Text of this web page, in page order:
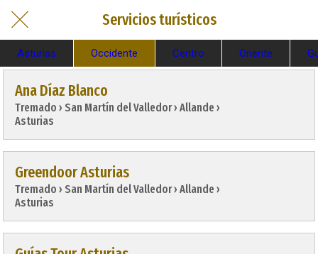
Servicios turísticos
Asturias Occidente Centro Oriente
Ana Díaz Blanco
Tremado › San Martín del Valledor › Allande ›
Asturias
Greendoor Asturias
Tremado › San Martín del Valledor › Allande ›
Asturias